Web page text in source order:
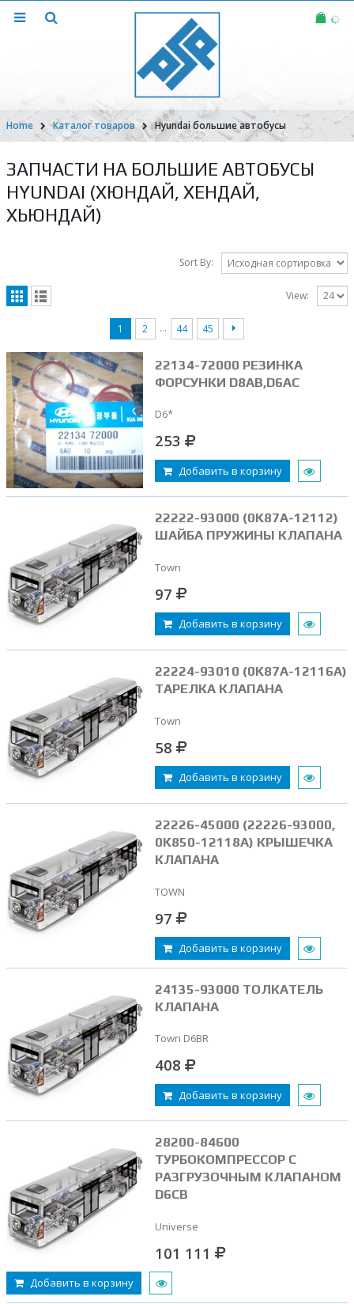
Home Каталог товаров Hyundai большие автобусы
ЗАПЧАСТИ НА БОЛЬШИЕ АВТОБУСЫ
HYUNDAI (ХЮНДАЙ, ХЕНДАЙ,
ХЬЮНДАЙ)
Sort By:
View:
1 2 … 44 45
22134-72000 РЕЗИНКА
ФОРСУНКИ D8AB,D6AC
D6*
253
Добавить в корзину
22222-93000 (0K87A-12112)
ШАЙБА ПРУЖИНЫ КЛАПАНА
Town
97
Добавить в корзину
22224-93010 (0K87A-12116A)
ТАРЕЛКА КЛАПАНА
Town
58
Добавить в корзину
22226-45000 (22226-93000,
0K850-12118A) КРЫШЕЧКА
КЛАПАНА
TOWN
97
Добавить в корзину
24135-93000 ТОЛКАТЕЛЬ
КЛАПАНА
Town D6BR
408
Добавить в корзину
28200-84600
ТУРБОКОМПРЕССОР С
РАЗГРУЗОЧНЫМ КЛАПАНОМ
D6CB
Universe
101 111
Добавить в корзину